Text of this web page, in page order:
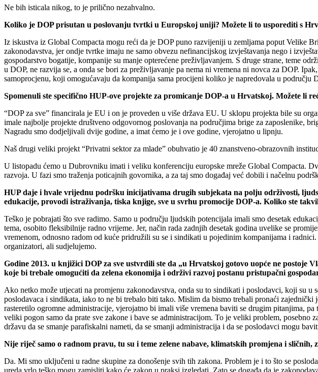
Ne bih isticala nikog, to je prilično nezahvalno.
Koliko je DOP prisutan u poslovanju tvrtki u Europskoj uniji? Možete li to usporediti s
Iz iskustva iz Global Compacta mogu reći da je DOP puno razvijeniji u zemljama poput Velike
zakonodavstva, jer ondje tvrtke imaju ne samo obvezu nefinancijskog izvještavanja nego i
gospodarstvo bogatije, kompanije su manje opterećene preživljavanjem. S druge strane, teme
u DOP, ne razvija se, a onda se bori za preživljavanje pa nema ni vremena ni novca za DOP.
samoprocjenu, koji omogućavaju da kompanija sama procijeni koliko je napredovala u području
Spomenuli ste specifično HUP-ove projekte za promicanje DOP-a u Hrvatskoj. Možete li
“DOP za sve” financirala je EU i on je proveden u više država EU. U sklopu projekta bile su
imale najbolje projekte društveno odgovornog poslovanja na područjima brige za zaposlenike,
Nagradu smo dodjeljivali dvije godine, a imat ćemo je i ove godine, vjerojatno u lipnju.
Naš drugi veliki projekt “Privatni sektor za mlade” obuhvatio je 40 znanstveno-obrazovnih
U listopadu ćemo u Dubrovniku imati i veliku konferenciju europske mreže Global Compacta.
razvoja. U fazi smo traženja poticajnih govornika, a za taj smo događaj već dobili i načelnu
HUP daje i hvale vrijednu podršku inicijativama drugih subjekata na polju održivosti,
edukacije, provodi istraživanja, tiska knjige, sve u svrhu promocije DOP-a. Koliko ste
Teško je pobrajati što sve radimo. Samo u području ljudskih potencijala imali smo desetak
tema, osobito fleksibilnije radno vrijeme. Jer, način rada zadnjih desetak godina uvelike se
vremenom, odnosno radom od kuće pridružili su se i sindikati u pojedinim kompanijama i
organizatori, ali sudjelujemo.
Godine 2013. u knjižici DOP za sve ustvrdili ste da „u Hrvatskoj gotovo uopće ne
koje bi trebale omogućiti da zelena ekonomija i održivi razvoj postanu pristupačni
Ako netko može utjecati na promjenu zakonodavstva, onda su to sindikati i poslodavci, koji su
poslodavaca i sindikata, iako to ne bi trebalo biti tako. Mislim da bismo trebali pronaći
rasteretilo ogromne administracije, vjerojatno bi imali više vremena baviti se drugim pitanjima,
veliki pogon samo da prate sve zakone i bave se administracijom. To je veliki problem,
državu da se smanje parafiskalni nameti, da se smanji administracija i da se poslodavci mogu
Nije riječ samo o radnom pravu, tu su i teme zelene nabave, klimatskih promjena i sličnih,
Da. Mi smo uključeni u radne skupine za donošenje svih tih zakona. Problem je i to što se